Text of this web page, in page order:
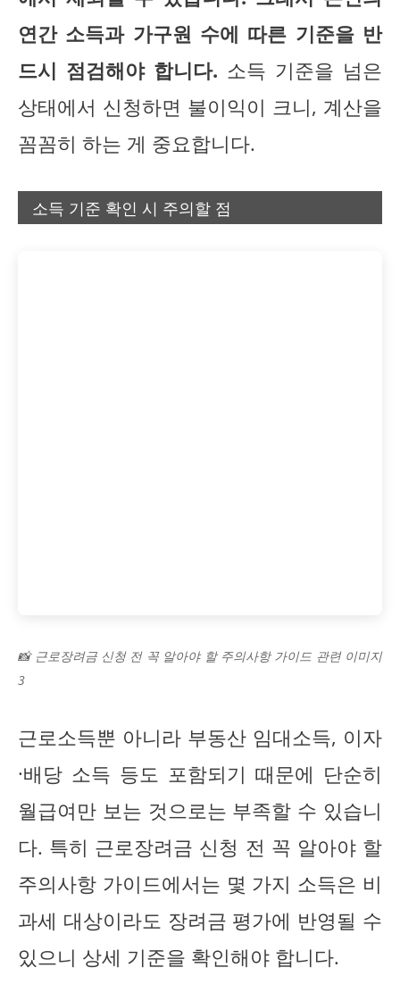
연간 소득과 가구원 수에 따른 기준을 반
드시 점검해야 합니다. 소득 기준을 넘은
상태에서 신청하면 불이익이 크니, 계산을
꼼꼼히 하는 게 중요합니다.
소득 기준 확인 시 주의할 점
📸 근로장려금 신청 전 꼭 알아야 할 주의사항 가이드 관련 이미지
3
근로소득뿐 아니라 부동산 임대소득, 이자
·배당 소득 등도 포함되기 때문에 단순히
월급여만 보는 것으로는 부족할 수 있습니
다. 특히 근로장려금 신청 전 꼭 알아야 할
주의사항 가이드에서는 몇 가지 소득은 비
과세 대상이라도 장려금 평가에 반영될 수
있으니 상세 기준을 확인해야 합니다.